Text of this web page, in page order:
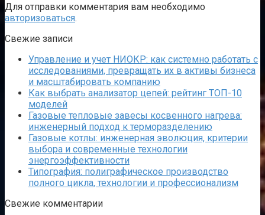
Для отправки комментария вам необходимо
авторизоваться.
Свежие записи
Управление и учет НИОКР: как системно работать с
исследованиями, превращать их в активы бизнеса
и масштабировать компанию
Как выбрать анализатор цепей: рейтинг ТОП-10
моделей
Газовые тепловые завесы косвенного нагрева:
инженерный подход к терморазделению
Газовые котлы: инженерная эволюция, критерии
выбора и современные технологии
энергоэффективности
Типография: полиграфическое производство
полного цикла, технологии и профессионализм
Свежие комментарии